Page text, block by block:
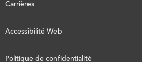
Carrières
Accessibilité Web
Politique de confidentialité